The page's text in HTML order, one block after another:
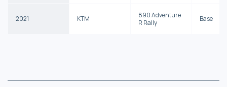
2021 KTM
890 Adventure
R Rally
Base